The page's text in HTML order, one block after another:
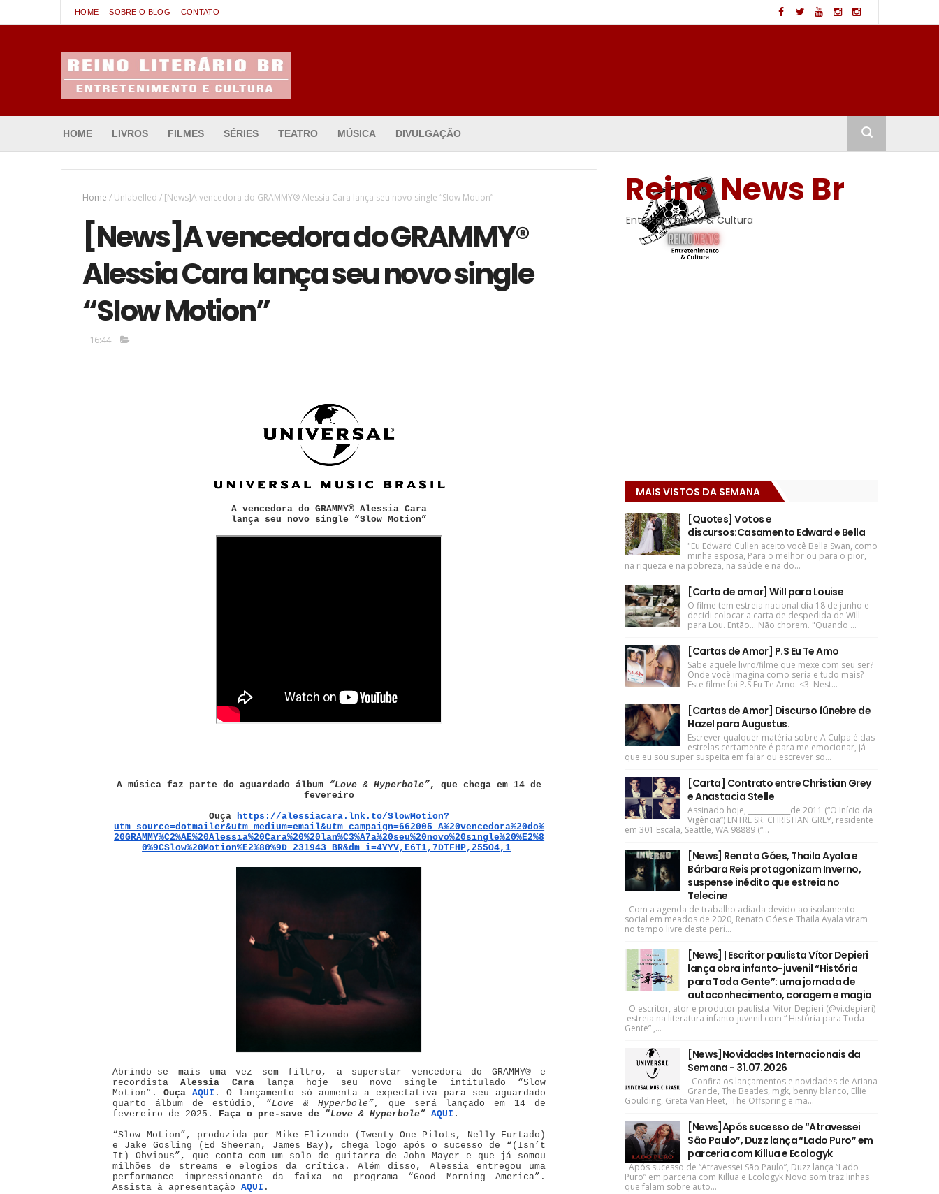
HOME SOBRE O BLOG CONTATO
HOME LIVROS FILMES SÉRIES TEATRO MÚSICA DIVULGAÇÃO
Home / Unlabelled / [News]A vencedora do GRAMMY® Alessia Cara lança seu novo single “Slow Motion”
[News]A vencedora do GRAMMY®
Alessia Cara lança seu novo single
“Slow Motion”
16:44
A vencedora do GRAMMY® Alessia Cara
lança seu novo single “Slow Motion”
A música faz parte do aguardado álbum “Love & Hyperbole”, que chega em 14 de
fevereiro
Ouça https://alessiacara.lnk.to/SlowMotion?
utm_source=dotmailer&utm_medium=email&utm_campaign=662005_A%20vencedora%20do%
20GRAMMY%C2%AE%20Alessia%20Cara%20%20lan%C3%A7a%20seu%20novo%20single%20%E2%8
0%9CSlow%20Motion%E2%80%9D_231943_BR&dm_i=4YYV,E6T1,7DTFHP,255O4,1
Abrindo-se mais uma vez sem filtro, a superstar vencedora do GRAMMY® e
recordistaAlessia Cara lança hoje seu novo single intitulado “Slow
Motion”.OuçaAQUI . O lançamento só aumenta a expectativa para seu aguardado
quarto álbum de estúdio, “Love & Hyperbole” , que será lançado em 14 de
fevereiro de 2025. Faça o pre-save de “Love & Hyperbole” AQUI .
“Slow Motion”, produzida por Mike Elizondo (Twenty One Pilots, Nelly Furtado)
e Jake Gosling (Ed Sheeran, James Bay), chega logo após o sucesso de “(Isn’t
It) Obvious”, que conta com um solo de guitarra de John Mayer e que já somou
milhões de streams e elogios da crítica. Além disso, Alessia entregou uma
performance impressionante da faixa no programa “Good Morning America”.
Assista à apresentaçãoAQUI .
Reino News Br
Entretenimento & Cultura
MAIS VISTOS DA SEMANA
[Quotes] Votos e
discursos:Casamento Edward e Bella
"Eu Edward Cullen aceito você Bella Swan, como
minha esposa, Para o melhor ou para o pior,
na riqueza e na pobreza, na saúde e na do...
[Carta de amor] Will para Louise
O filme tem estreia nacional dia 18 de junho e
decidi colocar a carta de despedida de Will
para Lou. Então... Não chorem. "Quando ...
[Cartas de Amor] P.S Eu Te Amo
Sabe aquele livro/filme que mexe com seu ser?
Onde você imagina como seria e tudo mais?
Este filme foi P.S Eu Te Amo. <3 Nest...
[Cartas de Amor] Discurso fúnebre de
Hazel para Augustus.
Escrever qualquer matéria sobre A Culpa é das
estrelas certamente é para me emocionar, já
que eu sou super suspeita em falar ou escrever so...
[Carta] Contrato entre Christian Grey
e Anastacia Stelle
Assinado hoje, ____________de 2011 (“O Início da
Vigência”) ENTRE SR. CHRISTIAN GREY, residente
em 301 Escala, Seattle, WA 98889 (“...
[News] Renato Góes, Thaila Ayala e
Bárbara Reis protagonizam Inverno,
suspense inédito que estreia no
Telecine
Com a agenda de trabalho adiada devido ao isolamento
social em meados de 2020, Renato Góes e Thaila Ayala viram
no tempo livre deste perí...
[News] | Escritor paulista Vítor Depieri
lança obra infanto-juvenil “História
para Toda Gente”: uma jornada de
autoconhecimento, coragem e magia
O escritor, ator e produtor paulista Vítor Depieri (@vi.depieri)
estreia na literatura infanto-juvenil com “ História para Toda
Gente” ,...
[News]Novidades Internacionais da
Semana - 31.07.2026
Confira os lançamentos e novidades de Ariana
Grande, The Beatles, mgk, benny blanco, Ellie
Goulding, Greta Van Fleet, The Offspring e ma...
[News]Após sucesso de “Atravessei
São Paulo”, Duzz lança “Lado Puro” em
parceria com Killua e Ecologyk
Após sucesso de “Atravessei São Paulo”, Duzz lança “Lado
Puro” em parceria com Killua e Ecologyk Novo som traz linhas
que falam sobre auto...